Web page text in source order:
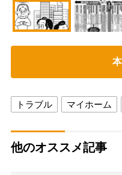
トラブル マイホーム
他のオススメ記事